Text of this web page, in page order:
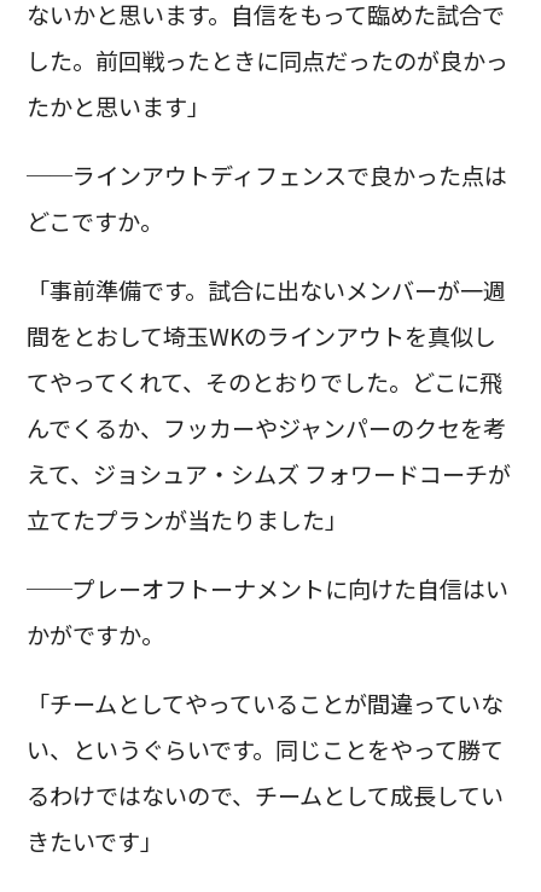
ないかと思います。自信をもって臨めた試合で
した。前回戦ったときに同点だったのが良かっ
たかと思います」
──ラインアウトディフェンスで良かった点は
どこですか。
「事前準備です。試合に出ないメンバーが一週
間をとおして埼玉WKのラインアウトを真似し
てやってくれて、そのとおりでした。どこに飛
んでくるか、フッカーやジャンパーのクセを考
えて、ジョシュア・シムズ フォワードコーチが
立てたプランが当たりました」
──プレーオフトーナメントに向けた自信はい
かがですか。
「チームとしてやっていることが間違っていな
い、というぐらいです。同じことをやって勝て
るわけではないので、チームとして成長してい
きたいです」